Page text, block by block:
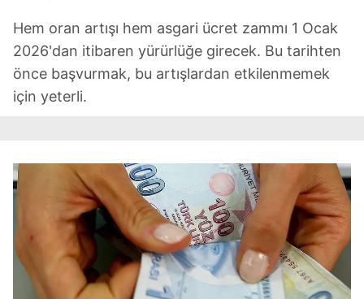
Hem oran artışı hem asgari ücret zammı 1 Ocak
2026'dan itibaren yürürlüğe girecek. Bu tarihten
önce başvurmak, bu artışlardan etkilenmemek
için yeterli.